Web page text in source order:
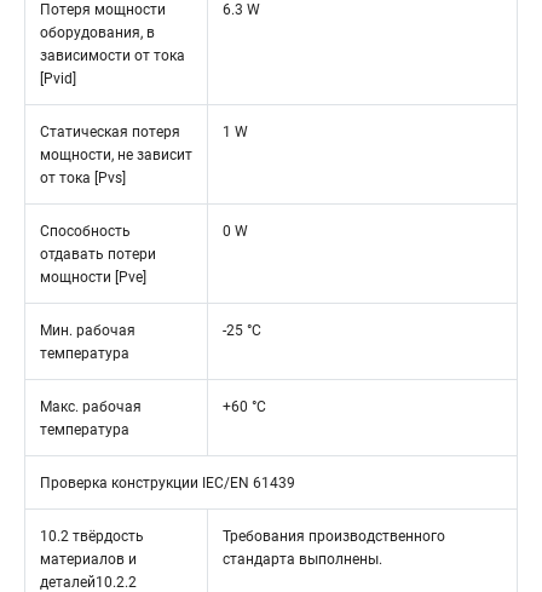
Потеря мощности
оборудования, в
зависимости от тока
[Pvid]
6.3 W
Статическая потеря
мощности, не зависит
от тока [Pvs]
1 W
Способность
отдавать потери
мощности [Pve]
0 W
Мин. рабочая
температура
-25 °C
Макс. рабочая
температура
+60 °C
Проверка конструкции IEC/EN 61439
10.2 твёрдость
материалов и
деталей10.2.2
Требования производственного
стандарта выполнены.